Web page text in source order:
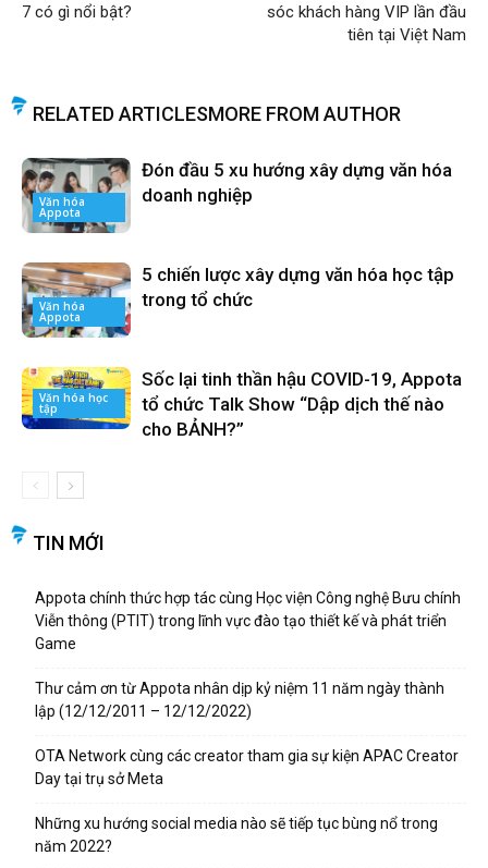
7 có gì nổi bật?
sóc khách hàng VIP lần đầu
tiên tại Việt Nam
RELATED ARTICLESMORE FROM AUTHOR
Văn hóa
Appota
Đón đầu 5 xu hướng xây dựng văn hóa
doanh nghiệp
Văn hóa
Appota
5 chiến lược xây dựng văn hóa học tập
trong tổ chức
Văn hóa học
tập
Sốc lại tinh thần hậu COVID-19, Appota
tổ chức Talk Show “Dập dịch thế nào
cho BẢNH?”
TIN MỚI
Appota chính thức hợp tác cùng Học viện Công nghệ Bưu chính
Viễn thông (PTIT) trong lĩnh vực đào tạo thiết kế và phát triển
Game
Thư cảm ơn từ Appota nhân dịp kỷ niệm 11 năm ngày thành
lập (12/12/2011 – 12/12/2022)
OTA Network cùng các creator tham gia sự kiện APAC Creator
Day tại trụ sở Meta
Những xu hướng social media nào sẽ tiếp tục bùng nổ trong
năm 2022?